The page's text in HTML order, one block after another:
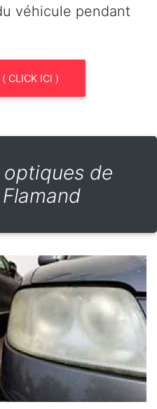
véhicule pendant
CLICK ICI )
de